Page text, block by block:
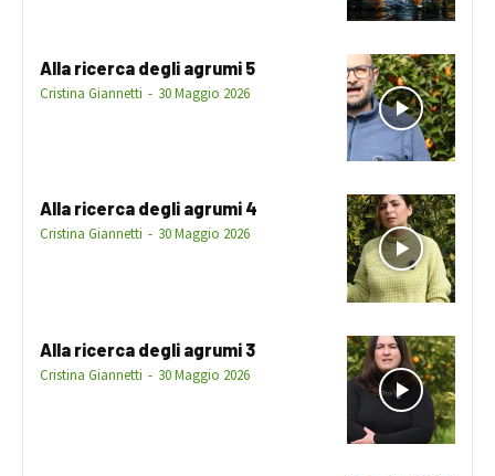
Alla ricerca degli agrumi 5
Cristina Giannetti - 30 Maggio 2026
Alla ricerca degli agrumi 4
Cristina Giannetti - 30 Maggio 2026
Alla ricerca degli agrumi 3
Cristina Giannetti - 30 Maggio 2026